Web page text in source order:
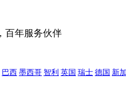
百年服务伙伴
巴西 墨西哥 智利 英国 瑞士 德国 新